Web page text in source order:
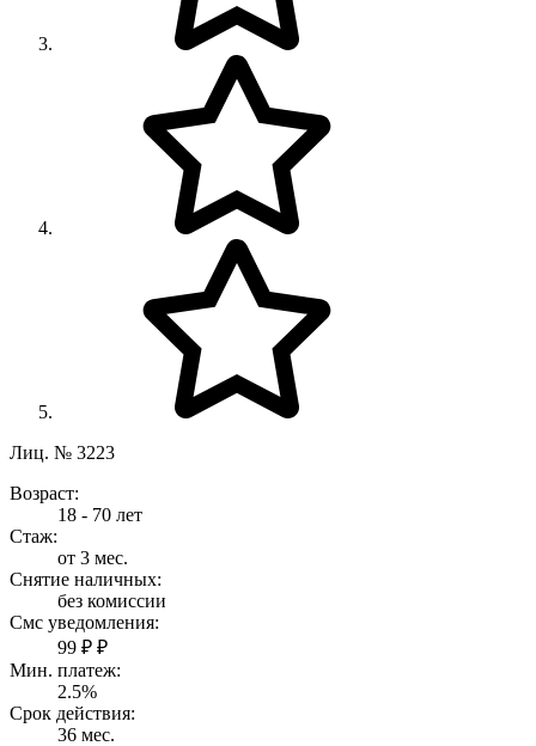
Лиц. № 3223
Возраст:
18 - 70 лет
Стаж:
от 3 мес.
Снятие наличных:
без комиссии
Смс уведомления:
99 ₽ ₽
Мин. платеж:
2.5%
Срок действия:
36 мес.